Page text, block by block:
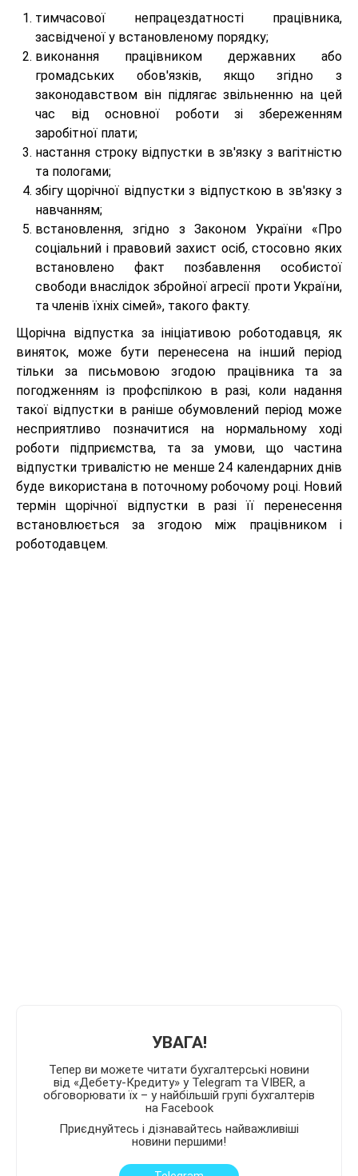
тимчасової непрацездатності працівника,
засвідченої у встановленому порядку;
виконання працівником державних або
громадських обов'язків, якщо згідно з
законодавством він підлягає звільненню на цей
час від основної роботи зі збереженням
заробітної плати;
настання строку відпустки в зв'язку з вагітністю
та пологами;
збігу щорічної відпустки з відпусткою в зв'язку з
навчанням;
встановлення, згідно з Законом України «Про
соціальний і правовий захист осіб, стосовно яких
встановлено факт позбавлення особистої
свободи внаслідок збройної агресії проти України,
та членів їхніх сімей», такого факту.
Щорічна відпустка за ініціативою роботодавця, як
виняток, може бути перенесена на інший період
тільки за письмовою згодою працівника та за
погодженням із профспілкою в разі, коли надання
такої відпустки в раніше обумовлений період може
несприятливо позначитися на нормальному ході
роботи підприємства, та за умови, що частина
відпустки тривалістю не менше 24 календарних днів
буде використана в поточному робочому році. Новий
термін щорічної відпустки в разі її перенесення
встановлюється за згодою між працівником і
роботодавцем.
УВАГА!
Тепер ви можете читати бухгалтерські новини
від «Дебету-Кредиту» у Telegram та VIBER, а
обговорювати їх – у найбільшій групі бухгалтерів
на Facebook
Приєднуйтесь і дізнавайтесь найважливіші
новини першими!